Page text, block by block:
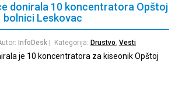
donirala 10 koncentratora Opštoj
bolnici Leskovac
InfoDesk | Kategorija: Drustvo, Vesti
je 10 koncentratora za kiseonik Opštoj